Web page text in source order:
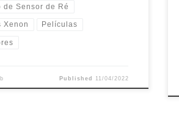
de Sensor de Ré
Xenon Películas
Published 11/04/2022